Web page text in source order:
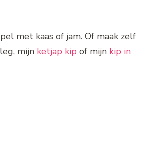
met kaas of jam. Of maak zelf
mijn ketjap kip of mijn kip in